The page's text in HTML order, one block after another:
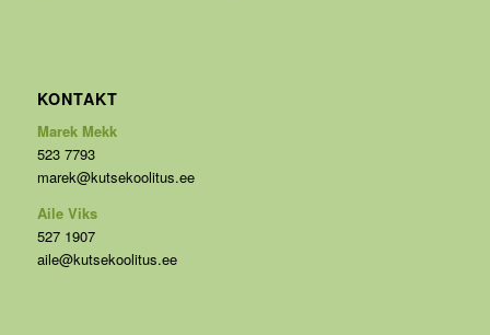
KONTAKT
Marek Mekk
523 7793
marek@kutsekoolitus.ee
Aile Viks
527 1907
aile@kutsekoolitus.ee